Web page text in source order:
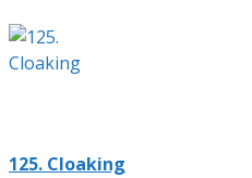
125. Cloaking